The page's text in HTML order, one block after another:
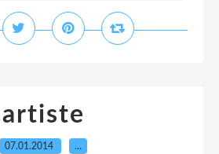
artiste
07.01.2014 …